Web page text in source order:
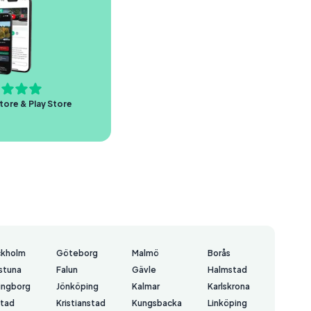
& Play Store
Göteborg Malmö
Borås
Falun Gävle
Halmstad
Jönköping Kalmar
Karlskrona
Kristianstad Kungsbacka Linköping